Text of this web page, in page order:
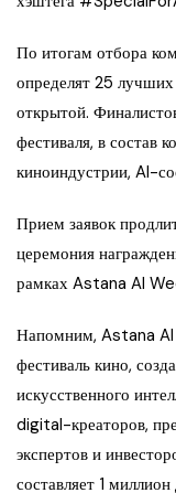
По итогам отбора
определят 25
открытой.
фестиваля, в состав
киноиндустрии, AI-
Прием заявок
церемония
рамках Astana AI
Напомним, Astana
фестиваль кино,
искусственного
digital-креаторов,
экспертов и
составляет 1